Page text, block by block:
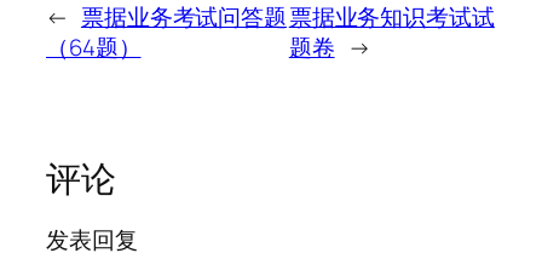
← 票据业务考试问答题
（64题）
票据业务知识考试试
题卷 →
评论
发表回复